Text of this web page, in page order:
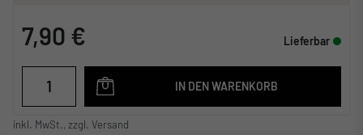
7,90 € Lieferbar
IN DEN WARENKORB
inkl. MwSt., zzgl. Versand